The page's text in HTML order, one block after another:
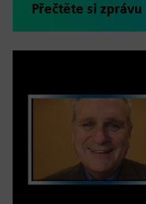
Přečtěte si zprávu